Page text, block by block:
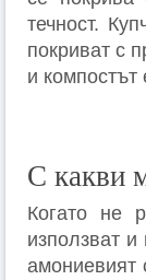
течност.
покриват с
и компостът
С какви
Когато не
използват
амониевият